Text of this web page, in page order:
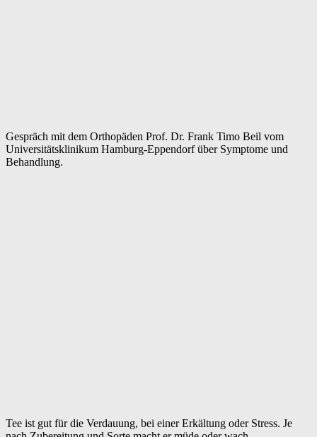
Gespräch mit dem Orthopäden Prof. Dr. Frank Timo Beil vom
Universitätsklinikum Hamburg-Eppendorf über Symptome und
Behandlung.
Tee ist gut für die Verdauung, bei einer Erkältung oder Stress. Je